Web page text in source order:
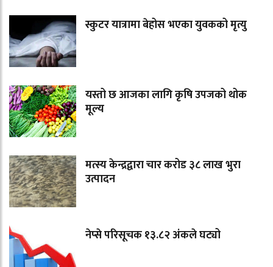
स्कुटर यात्रामा बेहोस भएका युवकको मृत्यु
यस्तो छ आजका लागि कृषि उपजको थोक
मूल्य
मत्स्य केन्द्रद्वारा चार करोड ३८ लाख भुरा
उत्पादन
नेप्से परिसूचक १३.८२ अंकले घट्यो